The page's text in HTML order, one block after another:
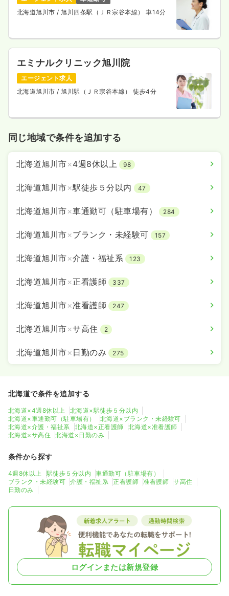
北海道旭川市/ 旭川四条駅（ＪＲ宗谷本線） 車14分
エミナルクリニック旭川院
エージェント求人
北海道旭川市/ 旭川駅（ＪＲ宗谷本線） 徒歩4分
同じ地域で条件を追加する
北海道旭川市×4週8休以上 98
北海道旭川市×駅徒歩５分以内 47
北海道旭川市×車通勤可（駐車場有） 284
北海道旭川市×ブランク・未経験可 157
北海道旭川市×介護・福祉系 123
北海道旭川市×正看護師 337
北海道旭川市×准看護師 247
北海道旭川市×サ高住 2
北海道旭川市× 日勤のみ 275
北海道で条件を追加する
北海道×4週8休以上
北海道×駅徒歩５分以内
北海道×車通勤可（駐車場有）
北海道×ブランク・未経験可
北海道×介護・福祉系
北海道×正看護師
北海道×准看護師
北海道×サ高住
北海道×日勤のみ
条件から探す
4週8休以上 駅徒歩５分以内
車通勤可（駐車場有）
ブランク・未経験可
介護・福祉系 正看護師 准看護師
サ高住
日勤のみ
ログインまたは新規登録